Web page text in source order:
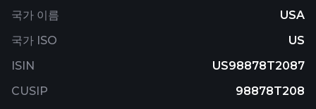
technologies and support services for transport-
their businesses. The company was founded in
1996 and is based in Zhengzhou City, the People's
국가 이름
USA
국가 ISO
US
ISIN
US98878T2087
CUSIP
98878T208